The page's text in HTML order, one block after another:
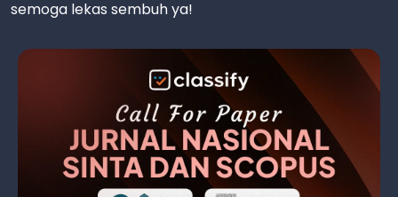
semoga lekas sembuh ya!